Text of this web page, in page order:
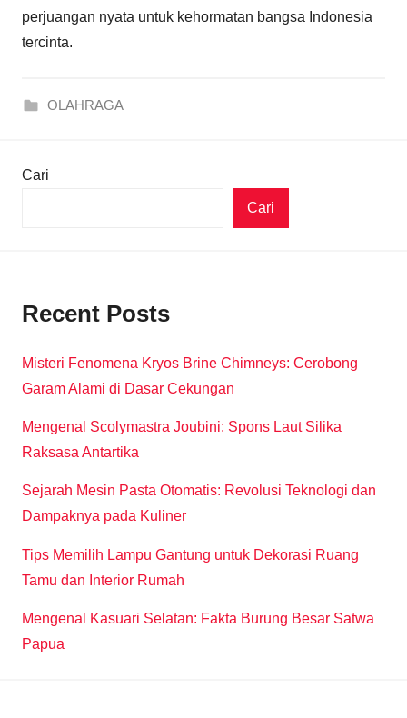
perjuangan nyata untuk kehormatan bangsa Indonesia
tercinta.
OLAHRAGA
Cari
Cari
Recent Posts
Misteri Fenomena Kryos Brine Chimneys: Cerobong
Garam Alami di Dasar Cekungan
Mengenal Scolymastra Joubini: Spons Laut Silika
Raksasa Antartika
Sejarah Mesin Pasta Otomatis: Revolusi Teknologi dan
Dampaknya pada Kuliner
Tips Memilih Lampu Gantung untuk Dekorasi Ruang
Tamu dan Interior Rumah
Mengenal Kasuari Selatan: Fakta Burung Besar Satwa
Papua